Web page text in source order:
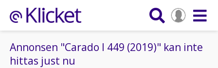
Annonsen "Carado I 449 (2019)" kan inte
hittas just nu